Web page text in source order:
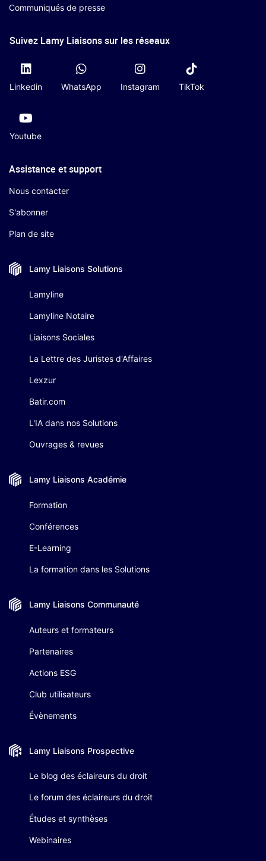
Communiqués de presse
Suivez Lamy Liaisons sur les réseaux
Linkedin WhatsApp Instagram TikTok
Youtube
Assistance et support
Nous contacter
S'abonner
Plan de site
Lamy Liaisons Solutions
Lamyline
Lamyline Notaire
Liaisons Sociales
La Lettre des Juristes d'Affaires
Lexzur
Batir.com
L'IA dans nos Solutions
Ouvrages & revues
Lamy Liaisons Académie
Formation
Conférences
E-Learning
La formation dans les Solutions
Lamy Liaisons Communauté
Auteurs et formateurs
Partenaires
Actions ESG
Club utilisateurs
Évènements
Lamy Liaisons Prospective
Le blog des éclaireurs du droit
Le forum des éclaireurs du droit
Études et synthèses
Webinaires